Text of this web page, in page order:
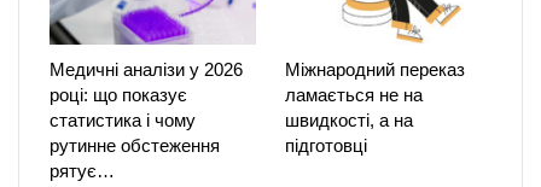
Медичні аналізи у 2026
році: що показує
статистика і чому
рутинне обстеження
рятує…
Міжнародний переказ
ламається не на
швидкості, а на
підготовці